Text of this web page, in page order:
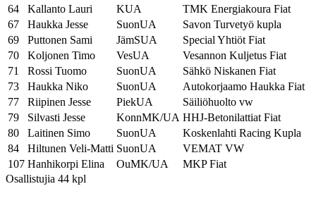
64
Kallanto Lauri KUA
TMK Energiakoura Fiat
67
Haukka Jesse SuonUA
Savon Turvetyö kupla
69
Puttonen Sami JämSUA
Special Yhtiöt Fiat
70
Koljonen Timo VesUA
Vesannon Kuljetus Fiat
71
Rossi Tuomo SuonUA
Sähkö Niskanen Fiat
73
Haukka Niko SuonUA
Autokorjaamo Haukka Fiat
77
Riipinen Jesse PiekUA
Säiliöhuolto vw
79
Silvasti Jesse KonnMK/UA HHJ-Betonilattiat Fiat
80
Laitinen Simo SuonUA
Koskenlahti Racing Kupla
84
Hiltunen Veli-Matti SuonUA
VEMAT VW
107 Hanhikorpi Elina OuMK/UA
MKP Fiat
Osallistujia 44 kpl